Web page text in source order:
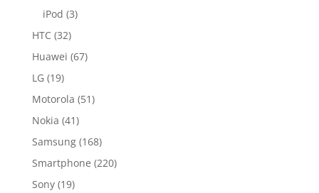
iPod (3)
HTC (32)
Huawei (67)
LG (19)
Motorola (51)
Nokia (41)
Samsung (168)
Smartphone (220)
Sony (19)